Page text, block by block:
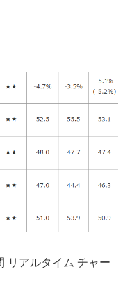
リアルタイム チャー